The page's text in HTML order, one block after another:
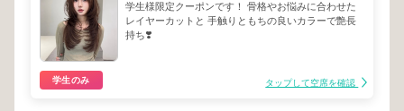
学生様限定クーポンです！ 骨格やお悩みに合わせた
レイヤーカットと 手触りともちの良いカラーで艶長
持ち❣️
学生のみ タップして空席を確認